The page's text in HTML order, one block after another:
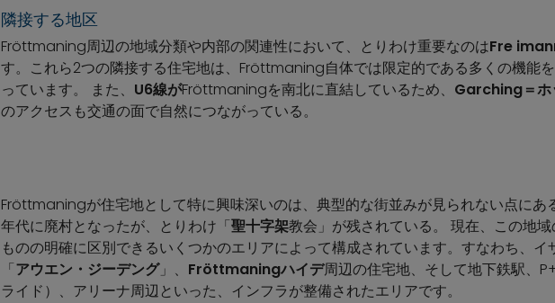
隣接する地区
Fröttmaning周辺の地域分類や内部の関連性において、とりわけ重要なのはFre
す。これら2つの隣接する住宅地は、Fröttmaning自体では限定的である多くの機能
っています。 また、 U6線がFröttmaningを南北に直結しているため、 Garching＝ホ
のアクセスも交通の面で自然につながっている。
Fröttmaningが住宅地として特に興味深いのは、典型的な街並みが見られない点にあ
年代に廃村となったが、とりわけ「聖十字架教会」が残されている。 現在、この地
ものの明確に区別できるいくつかのエリアによって構成されています。すなわち、
「アウエン・ジーデング」、 Fröttmaningハイデ周辺の住宅地、そして地下鉄駅、
ライド）、アリーナ周辺といった、インフラが整備されたエリアです。